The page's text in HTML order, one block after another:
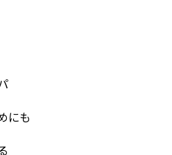
にも